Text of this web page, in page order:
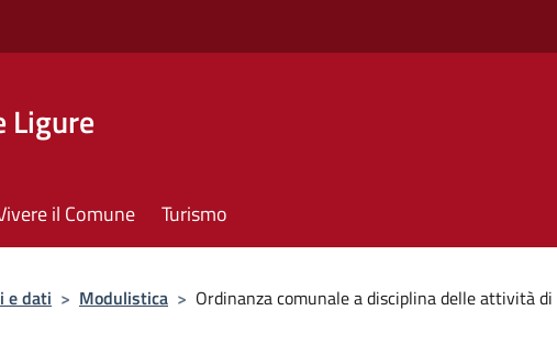
Ligure
il Comune Turismo
e dati > Modulistica > Ordinanza comunale a disciplina delle attività